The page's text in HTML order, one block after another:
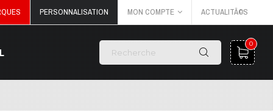
PERSONNALISATION MON COMPTE ACTUALITÃ©S
0